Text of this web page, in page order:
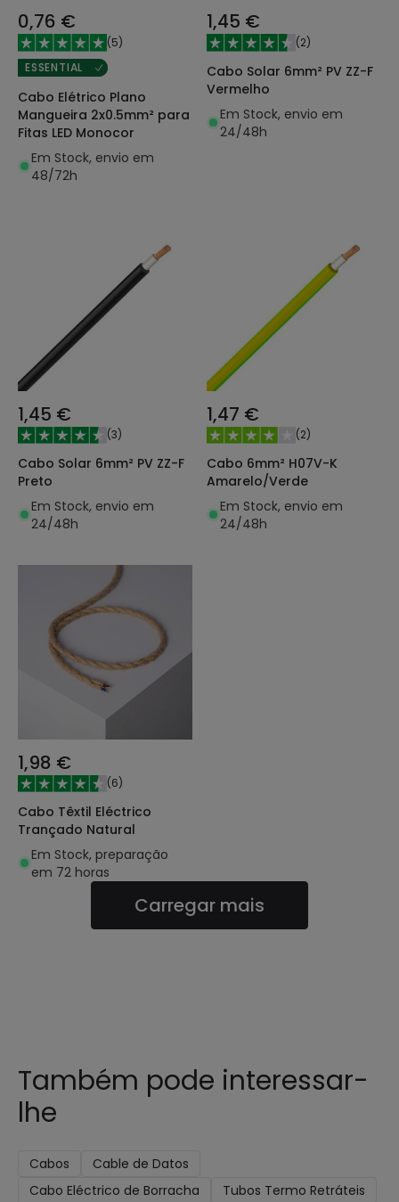
0,76 €
(5)
ESSENTIAL
Cabo Elétrico Plano
Mangueira 2x0.5mm² para
Fitas LED Monocor
Em Stock, envio em
48/72h
1,45 €
(2)
Cabo Solar 6mm² PV ZZ-F
Vermelho
Em Stock, envio em
24/48h
1,45 €
(3)
Cabo Solar 6mm² PV ZZ-F
Preto
Em Stock, envio em
24/48h
1,47 €
(2)
Cabo 6mm² H07V-K
Amarelo/Verde
Em Stock, envio em
24/48h
1,98 €
(6)
Cabo Têxtil Eléctrico
Trançado Natural
Em Stock, preparação
em 72 horas
Carregar mais
Também pode interessar-
lhe
Cabos
Cable de Datos
Cabo Eléctrico de Borracha
Tubos Termo Retráteis